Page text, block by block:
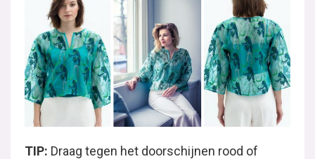
TIP: Draag tegen het doorschijnen rood of